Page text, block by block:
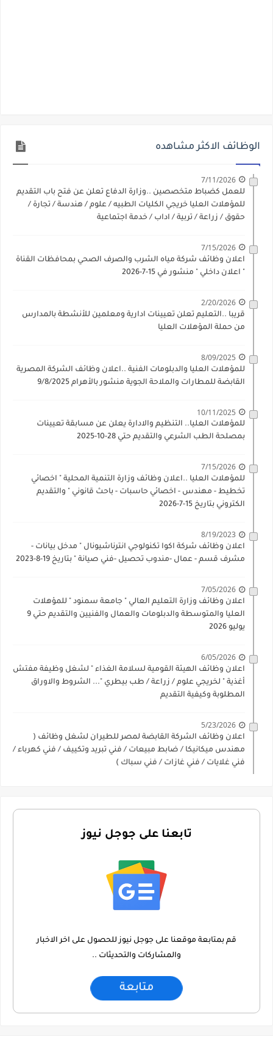
الوظائف الاكثر مشاهده
7/11/2026
للعمل كضباط متخصصين ..وزارة الدفاع تعلن عن فتح باب التقديم
للمؤهلات العليا خريجي الكليات الطبيه / علوم / هندسة / تجارة /
حقوق / زراعة / تربية / اداب / خدمة اجتماعية
7/15/2026
اعلان وظائف شركة مياه الشرب والصرف الصحي بمحافظات القناة
" اعلان داخلي " منشور في 15-7-2026
2/20/2026
قريبا ..التعليم تعلن تعيينات ادارية ومعلمين للأنشطة بالمدارس
من حملة المؤهلات العليا
8/09/2025
للمؤهلات العليا والدبلومات الفنية ..اعلان وظائف الشركة المصرية
القابضة للمطارات والملاحة الجوية منشور بالأهرام 9/8/2025
10/11/2025
للمؤهلات العليا.. التنظيم والادارة يعلن عن مسابقة تعيينات
بمصلحة الطب الشرعي والتقديم حتي 28-10-2025
7/15/2026
للمؤهلات العليا ..اعلان وظائف وزارة التنمية المحلية " اخصائي
تخطيط - مهندس - اخصائي حاسبات - باحث قانوني " والتقديم
الكتروني بتاريخ 15-7-2026
8/19/2023
اعلان وظائف شركة اكوا تكنولوجي انترناشيونال " مدخل بيانات -
مشرف قسم - عمال -مندوب تحصيل -فني صيانة " بتاريخ 19-8-2023
7/05/2026
اعلان وظائف وزارة التعليم العالي " جامعة سمنود " للمؤهلات
العليا والمتوسطة والدبلومات والعمال والفنيين والتقديم حتي 9
يوليو 2026
6/05/2026
اعلان وظائف الهيئة القومية لسلامة الغذاء " لشغل وظيفة مفتش
أغذية " لخريجي علوم / زراعة / طب بيطري "... الشروط والاوراق
المطلوبة وكيفية التقديم
5/23/2026
اعلان وظائف الشركة القابضة لمصر للطيران لشغل وظائف (
مهندس ميكانيكا / ضابط مبيعات / فني تبريد وتكييف / فني كهرباء /
فني غلايات / فني غازات / فني سباك )
تابعنا على جوجل نيوز
قم بمتابعة موقعنا على جوجل نيوز للحصول على اخر الاخبار
والمشاركات والتحديثات ..
متابعة